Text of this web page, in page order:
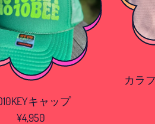
ャップ
カラフルミニ